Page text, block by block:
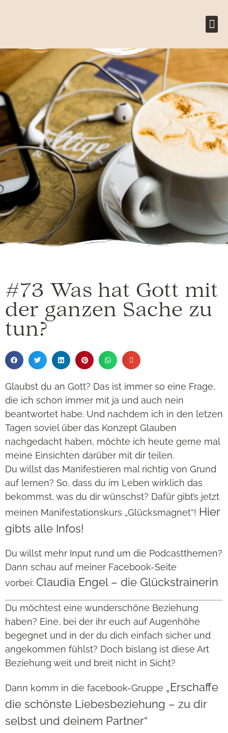
#73 Was hat Gott mit
der ganzen Sache zu
tun?
Glaubst du an Gott? Das ist immer so eine Frage,
die ich schon immer mit ja und auch nein
beantwortet habe. Und nachdem ich in den letzen
Tagen soviel über das Konzept Glauben
nachgedacht haben, möchte ich heute gerne mal
meine Einsichten darüber mit dir teilen.
Du willst das Manifestieren mal richtig von Grund
auf lernen? So, dass du im Leben wirklich das
bekommst, was du dir wünschst? Dafür gibt’s jetzt
meinen Manifestationskurs „Glücksmagnet“! Hier
gibts alle Infos!
Du willst mehr Input rund um die Podcastthemen?
Dann schau auf meiner Facebook-Seite
vorbei: Claudia Engel – die Glückstrainerin
Du möchtest eine wunderschöne Beziehung
haben? Eine, bei der ihr euch auf Augenhöhe
begegnet und in der du dich einfach sicher und
angekommen fühlst? Doch bislang ist diese Art
Beziehung weit und breit nicht in Sicht?
Dann komm in die facebook-Gruppe „Erschaffe
die schönste Liebesbeziehung – zu dir
selbst und deinem Partner“